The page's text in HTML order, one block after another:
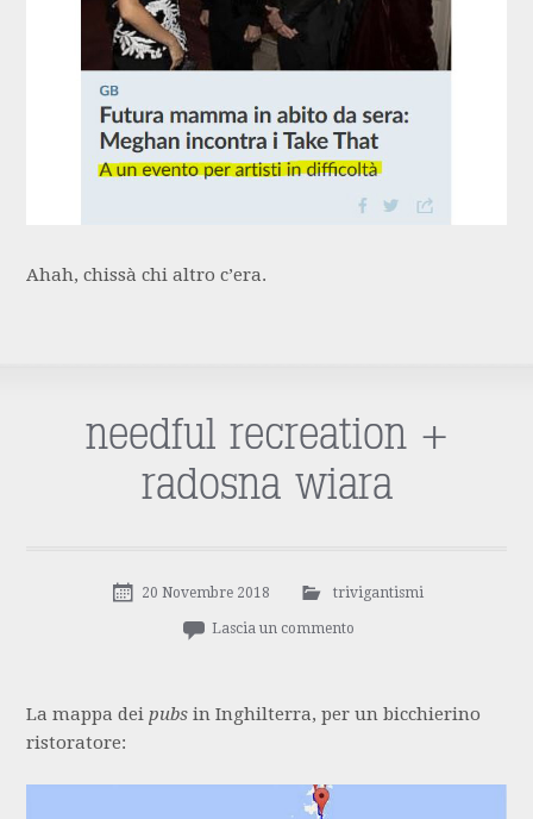
Ahah, chissà chi altro c’era.
needful recreation +
radosna wiara
20 Novembre 2018 trivigantismi
Lascia un commento
La mappa deipubs in Inghilterra, per un bicchierino
ristoratore: